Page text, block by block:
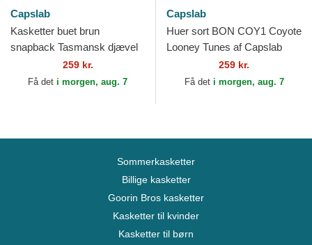
Capslab
Kasketter buet brun
snapback Tasmansk djævel
Looney Tunes af Capslab
259 kr.
Få det i morgen, aug. 7
Capslab
Huer sort BON COY1 Coyote
Looney Tunes af Capslab
259 kr.
Få det i morgen, aug. 7
Sommerkasketter
Billige kasketter
Goorin Bros kasketter
Kasketter til kvinder
Kasketter til børn